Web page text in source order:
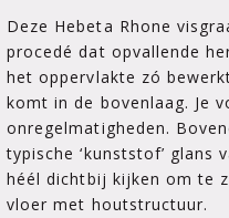
Deze Hebeta Rhone
procedé dat opvallende
het oppervlakte zó
komt in de bovenlaag. Je
onregelmatigheden.
typische ‘kunststof’ glans
héél dichtbij kijken om te
vloer met houtstructuur.